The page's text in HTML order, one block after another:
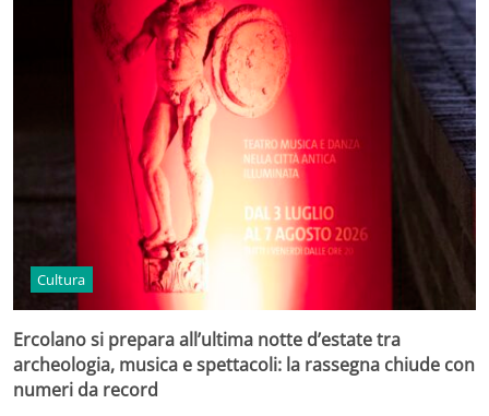
Cultura
Ercolano si prepara all’ultima notte d’estate tra
archeologia, musica e spettacoli: la rassegna chiude con
numeri da record